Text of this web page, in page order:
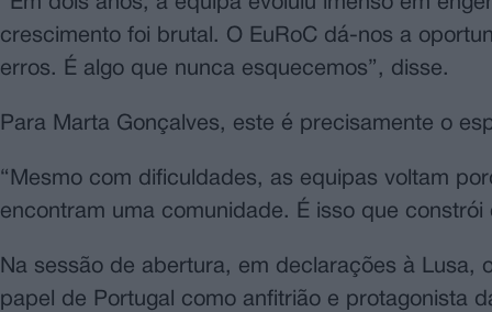
crescimento foi brutal. O EuRoC dá-nos a
erros. É algo que nunca esquecemos”, disse.
Para Marta Gonçalves, este é precisamente o
“Mesmo com dificuldades, as equipas voltam
encontram uma comunidade. É isso que
Na sessão de abertura, em declarações à
papel de Portugal como anfitrião e protagonista